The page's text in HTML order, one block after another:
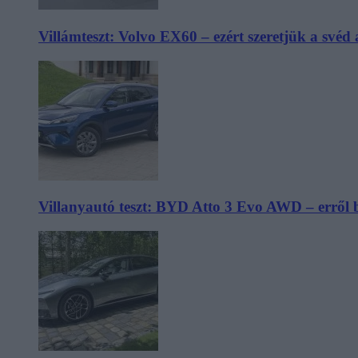
Villámteszt: Volvo EX60 – ezért szeretjük a svéd
Villanyautó teszt: BYD Atto 3 Evo AWD – erről